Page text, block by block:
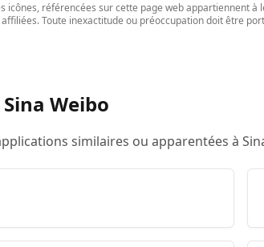
icônes, référencées sur cette page web
Toute inexactitude ou préoccupation doit être
Weibo
similaires ou apparentées à